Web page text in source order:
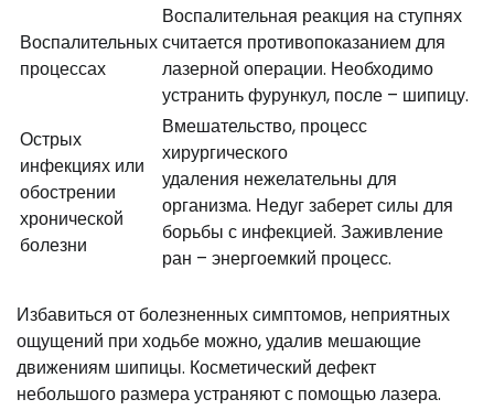
Воспалительных
процессах
Воспалительная реакция на ступнях
считается противопоказанием для
лазерной операции. Необходимо
устранить фурункул, после – шипицу.
Острых
инфекциях или
обострении
хронической
болезни
Вмешательство, процесс
хирургического
удаления нежелательны для
организма. Недуг заберет силы для
борьбы с инфекцией. Заживление
ран – энергоемкий процесс.
Избавиться от болезненных симптомов, неприятных
ощущений при ходьбе можно, удалив мешающие
движениям шипицы. Косметический дефект
небольшого размера устраняют с помощью лазера.